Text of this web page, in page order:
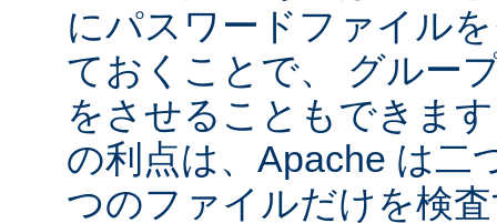
にパスワードファイル
ておくことで、 グルー
をさせることもできま
の利点は、Apache は二
つのファイルだけを検